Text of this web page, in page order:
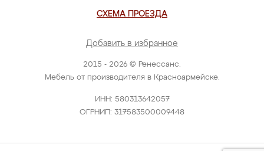
2015 - 2026 © Ренессанс.
Мебель от производителя в Красноармейске.
ИНН: 580313642057
ОГРНИП: 317583500009448
СХЕМА ПРОЕЗДА
Добавить в избранное